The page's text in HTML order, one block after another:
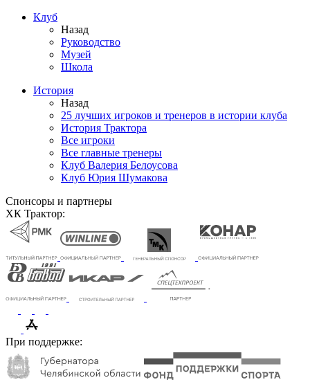
Клуб
Назад
Руководство
Музей
Школа
История
Назад
25 лучших игроков и тренеров в истории клуба
История Трактора
Все игроки
Все главные тренеры
Клуб Валерия Белоусова
Клуб Юрия Шумакова
Спонсоры и партнеры
ХК Трактор:
При поддержке: